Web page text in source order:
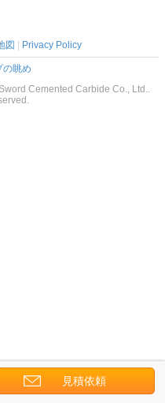
見積依頼
図 Privacy Policy
の眺め
Cemented Carbide Co., Ltd..